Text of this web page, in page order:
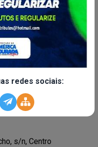
redes sociais:
afins.
do
s/n, Centro